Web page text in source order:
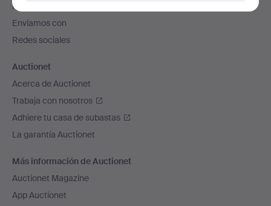
de
página
Modos de pago
Enviamos con
Redes sociales
Auctionet
Acerca de Auctionet
Trabaja con nosotros
Adhiere tu casa de subastas
La garantía Auctionet
Más información de Auctionet
Auctionet Magazine
App Auctionet